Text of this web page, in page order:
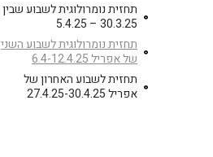
תחזית נומרולוגית לשבוע שבין
30.3.25 – 5.4.25
תחזית נומרולוגית לשבוע השני
של אפריל 6.4-12.4.25
תחזית לשבוע האחרון של
אפריל 27.4.25-30.4.25